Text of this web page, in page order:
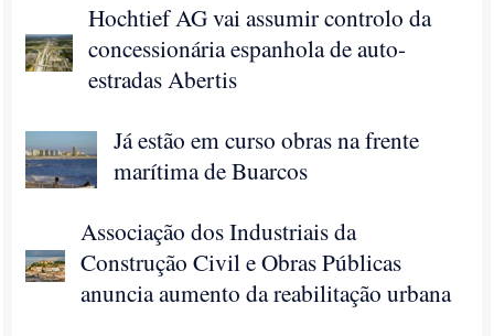
Hochtief AG vai assumir controlo da
concessionária espanhola de auto-
estradas Abertis
Já estão em curso obras na frente
marítima de Buarcos
Associação dos Industriais da
Construção Civil e Obras Públicas
anuncia aumento da reabilitação urbana